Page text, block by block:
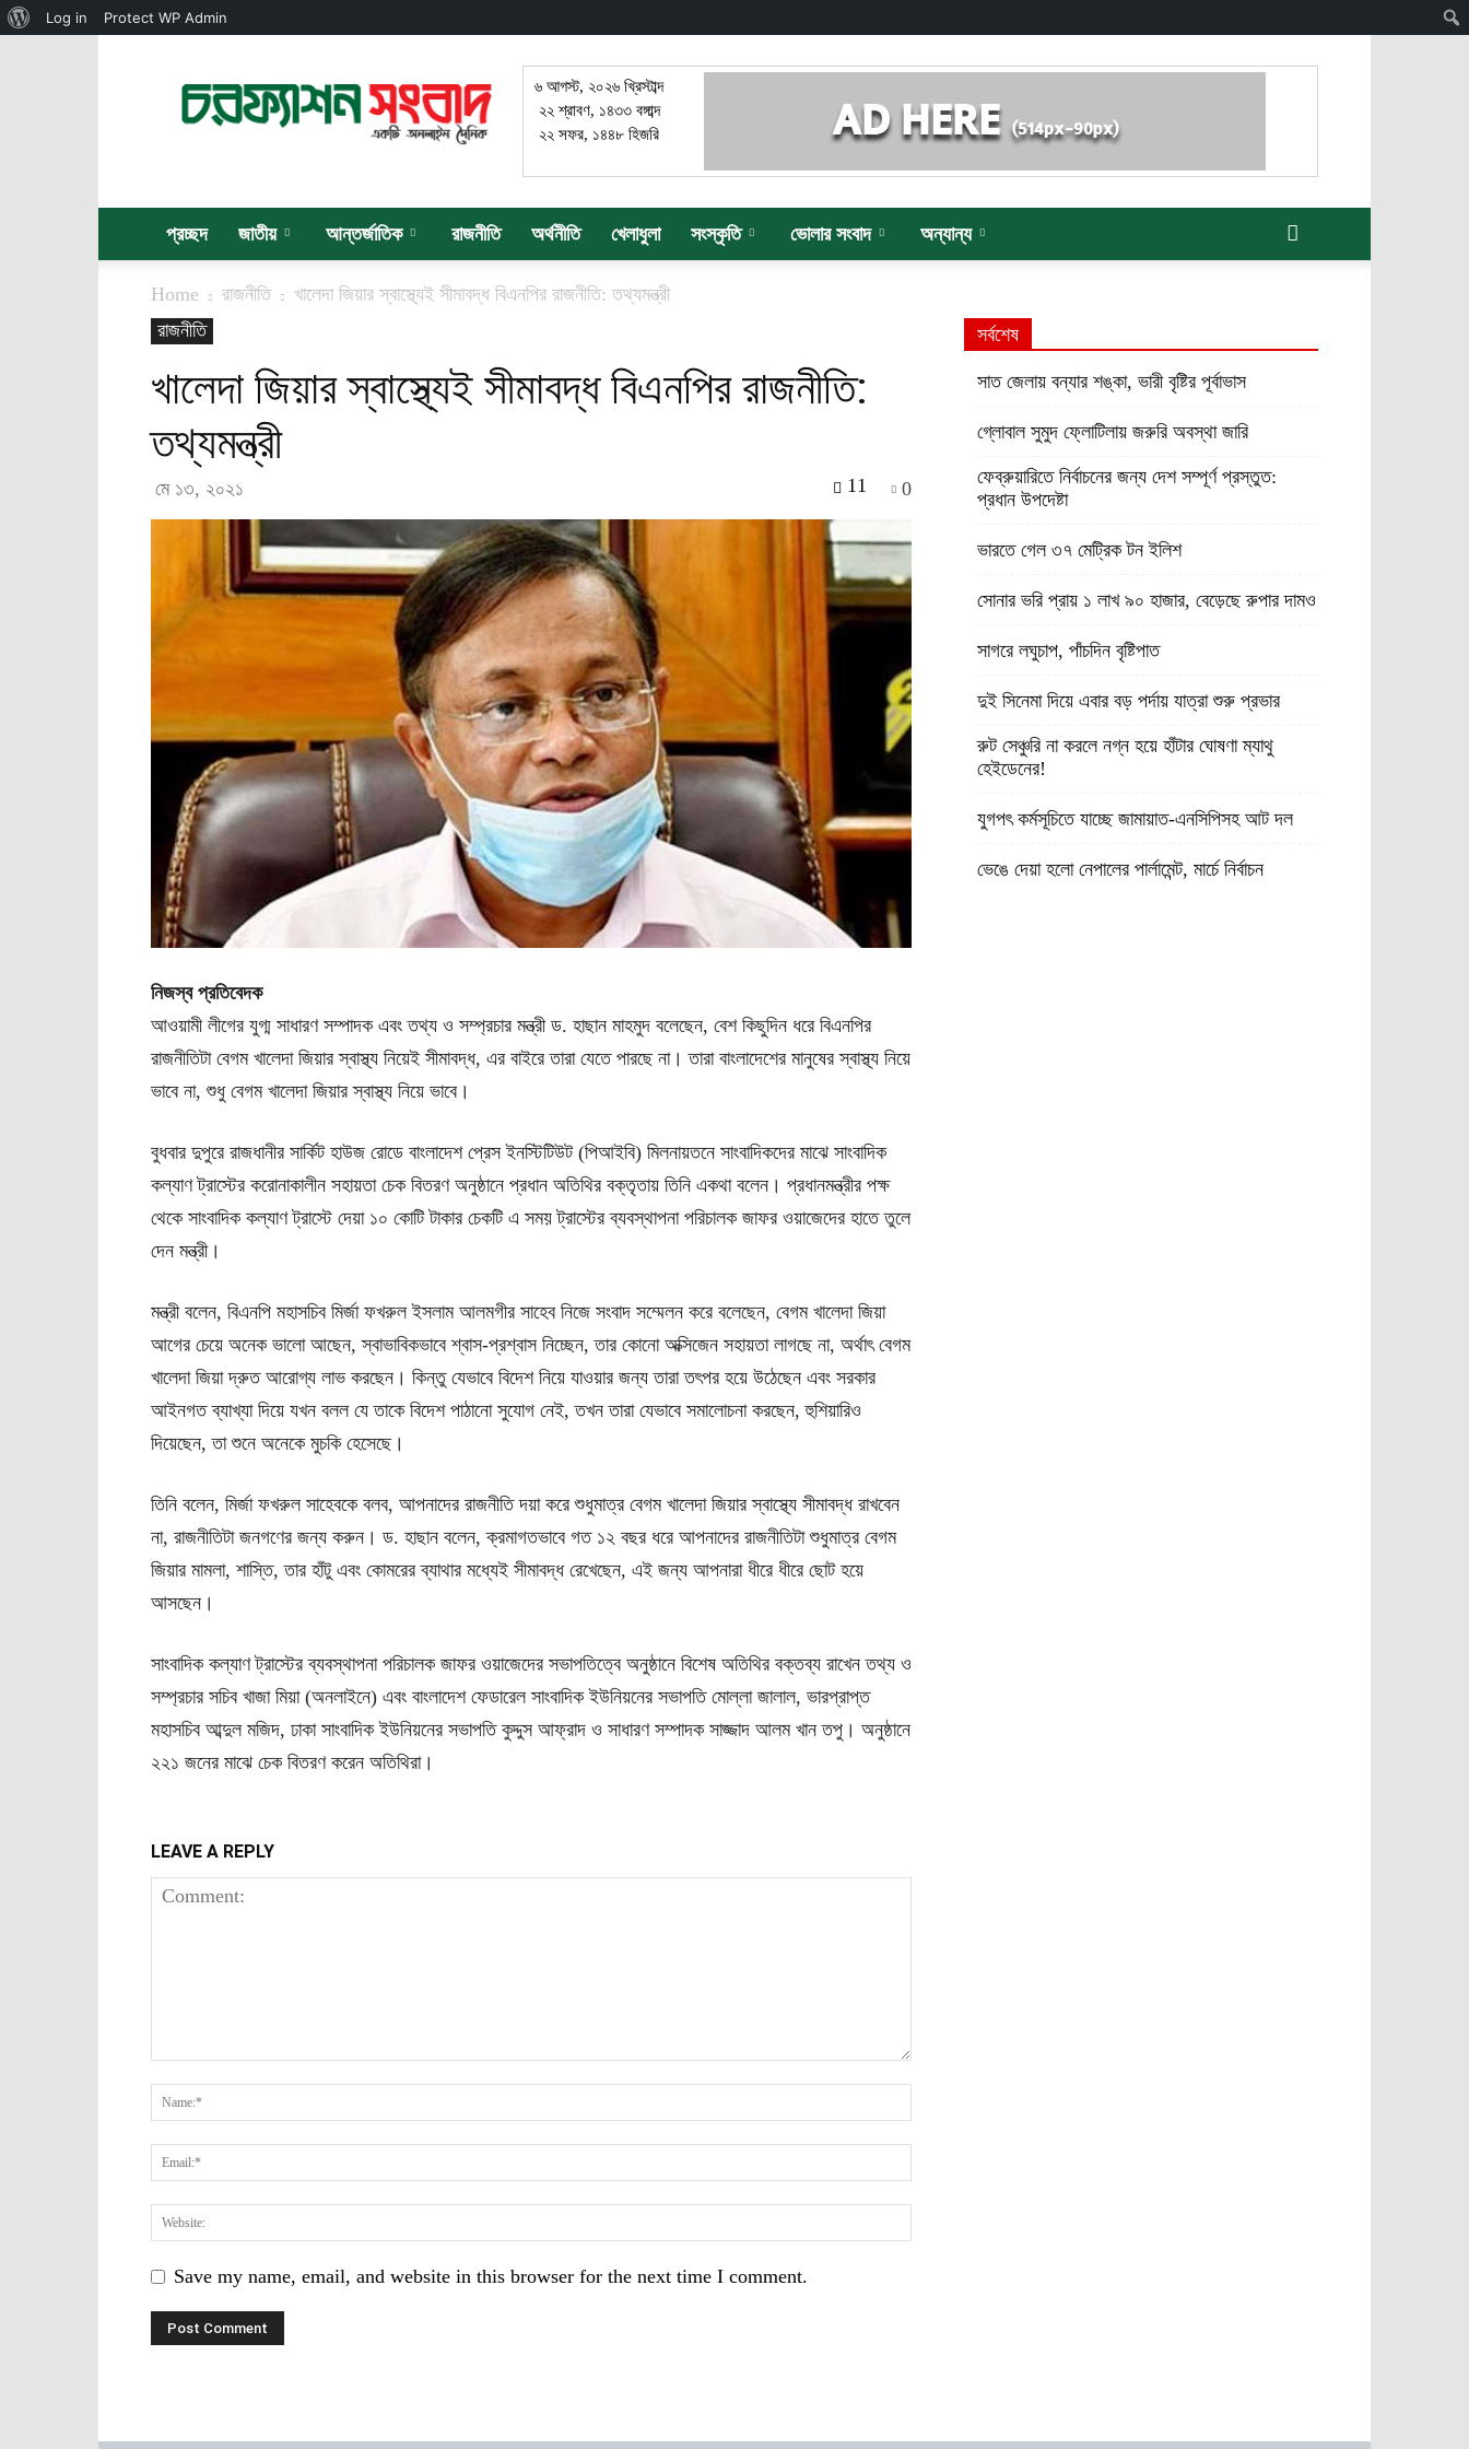
সংবাদ
৬ আগস্ট, ২০২৬ খ্রিস্টাব্দ
২২ শ্রাবণ, ১৪৩৩ বঙ্গাব্দ
২২ সফর, ১৪৪৮ হিজরি
প্রচ্ছদ জাতীয় আন্তর্জাতিক রাজনীতি অর্থনীতি খেলাধুলা সংস্কৃতি ভোলার সংবাদ অন্যান্য
Home রাজনীতি
খালেদা জিয়ার স্বাস্থ্যেই সীমাবদ্ধ বিএনপির রাজনীতি: তথ্যমন্ত্রী
রাজনীতি
খালেদা জিয়ার স্বাস্থ্যেই সীমাবদ্ধ বিএনপির রাজনীতি:
তথ্যমন্ত্রী
মে ১৩, ২০২১ 0
11
নিজস্ব প্রতিবেদক
আওয়ামী লীগের যুগ্ম সাধারণ সম্পাদক এবং তথ্য ও সম্প্রচার মন্ত্রী ড. হাছান মাহমুদ বলেছেন, বেশ কিছুদিন ধরে বিএনপির
রাজনীতিটা বেগম খালেদা জিয়ার স্বাস্থ্য নিয়েই সীমাবদ্ধ, এর বাইরে তারা যেতে পারছে না। তারা বাংলাদেশের মানুষের স্বাস্থ্য নিয়ে
ভাবে না, শুধু বেগম খালেদা জিয়ার স্বাস্থ্য নিয়ে ভাবে।
বুধবার দুপুরে রাজধানীর সার্কিট হাউজ রোডে বাংলাদেশ প্রেস ইনস্টিটিউট (পিআইবি) মিলনায়তনে সাংবাদিকদের মাঝে সাংবাদিক
কল্যাণ ট্রাস্টের করোনাকালীন সহায়তা চেক বিতরণ অনুষ্ঠানে প্রধান অতিথির বক্তৃতায় তিনি একথা বলেন। প্রধানমন্ত্রীর পক্ষ
থেকে সাংবাদিক কল্যাণ ট্রাস্টে দেয়া ১০ কোটি টাকার চেকটি এ সময় ট্রাস্টের ব্যবস্থাপনা পরিচালক জাফর ওয়াজেদের হাতে তুলে
দেন মন্ত্রী।
মন্ত্রী বলেন, বিএনপি মহাসচিব মির্জা ফখরুল ইসলাম আলমগীর সাহেব নিজে সংবাদ সম্মেলন করে বলেছেন, বেগম খালেদা জিয়া
আগের চেয়ে অনেক ভালো আছেন, স্বাভাবিকভাবে শ্বাস-প্রশ্বাস নিচ্ছেন, তার কোনো অক্সিজেন সহায়তা লাগছে না, অর্থাৎ বেগম
খালেদা জিয়া দ্রুত আরোগ্য লাভ করছেন। কিন্তু যেভাবে বিদেশ নিয়ে যাওয়ার জন্য তারা তৎপর হয়ে উঠেছেন এবং সরকার
আইনগত ব্যাখ্যা দিয়ে যখন বলল যে তাকে বিদেশ পাঠানো সুযোগ নেই, তখন তারা যেভাবে সমালোচনা করছেন, হুশিয়ারিও
দিয়েছেন, তা শুনে অনেকে মুচকি হেসেছে।
তিনি বলেন, মির্জা ফখরুল সাহেবকে বলব, আপনাদের রাজনীতি দয়া করে শুধুমাত্র বেগম খালেদা জিয়ার স্বাস্থ্যে সীমাবদ্ধ রাখবেন
না, রাজনীতিটা জনগণের জন্য করুন। ড. হাছান বলেন, ক্রমাগতভাবে গত ১২ বছর ধরে আপনাদের রাজনীতিটা শুধুমাত্র বেগম
জিয়ার মামলা, শাস্তি, তার হাঁটু এবং কোমরের ব্যাথার মধ্যেই সীমাবদ্ধ রেখেছেন, এই জন্য আপনারা ধীরে ধীরে ছোট হয়ে
আসছেন।
সাংবাদিক কল্যাণ ট্রাস্টের ব্যবস্থাপনা পরিচালক জাফর ওয়াজেদের সভাপতিত্বে অনুষ্ঠানে বিশেষ অতিথির বক্তব্য রাখেন তথ্য ও
সম্প্রচার সচিব খাজা মিয়া (অনলাইনে) এবং বাংলাদেশ ফেডারেল সাংবাদিক ইউনিয়নের সভাপতি মোল্লা জালাল, ভারপ্রাপ্ত
মহাসচিব আব্দুল মজিদ, ঢাকা সাংবাদিক ইউনিয়নের সভাপতি কুদ্দুস আফ্রাদ ও সাধারণ সম্পাদক সাজ্জাদ আলম খান তপু। অনুষ্ঠানে
২২১ জনের মাঝে চেক বিতরণ করেন অতিথিরা।
LEAVE A REPLY
Save my name, email, and website in this browser for the next time I comment.
সর্বশেষ
সাত জেলায় বন্যার শঙ্কা, ভারী বৃষ্টির পূর্বাভাস
গ্লোবাল সুমুদ ফ্লোটিলায় জরুরি অবস্থা জারি
ফেব্রুয়ারিতে নির্বাচনের জন্য দেশ সম্পূর্ণ প্রস্তুত:
প্রধান উপদেষ্টা
ভারতে গেল ৩৭ মেট্রিক টন ইলিশ
সোনার ভরি প্রায় ১ লাখ ৯০ হাজার, বেড়েছে রুপার দামও
সাগরে লঘুচাপ, পাঁচদিন বৃষ্টিপাত
দুই সিনেমা দিয়ে এবার বড় পর্দায় যাত্রা শুরু প্রভার
রুট সেঞ্চুরি না করলে নগ্ন হয়ে হাঁটার ঘোষণা ম্যাথু
হেইডেনের!
যুগপৎ কর্মসূচিতে যাচ্ছে জামায়াত-এনসিপিসহ আট দল
ভেঙে দেয়া হলো নেপালের পার্লামেন্ট, মার্চে নির্বাচন
About
Log in Protect WP Admin